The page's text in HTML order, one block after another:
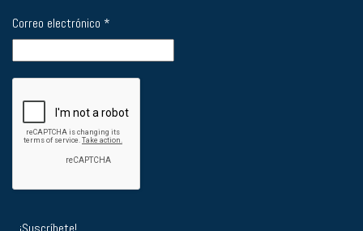
Correo electrónico *